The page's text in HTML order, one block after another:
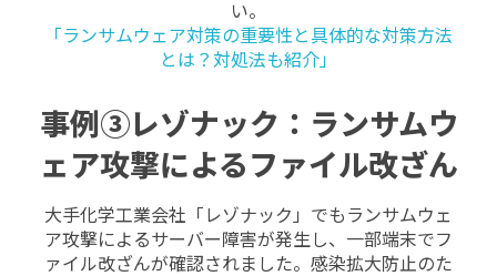
い。
「ランサムウェア対策の重要性と具体的な対策方法
とは？対処法も紹介」
事例③レゾナック：ランサムウ
ェア攻撃によるファイル改ざん
大手化学工業会社「レゾナック」でもランサムウェ
ア攻撃によるサーバー障害が発生し、一部端末でフ
ァイル改ざんが確認されました。感染拡大防止のた